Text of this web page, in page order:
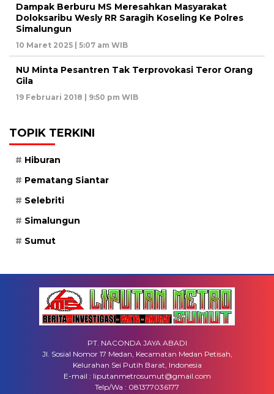
Dampak Berburu MS Meresahkan Masyarakat
Doloksaribu Wesly RR Saragih Koseling Ke Polres
Simalungun
10 Maret 2025 | 5:07 am WIB
NU Minta Pesantren Tak Terprovokasi Teror Orang
Gila
19 Februari 2018 | 9:50 pm WIB
TOPIK TERKINI
Hiburan
Pematang Siantar
Selebriti
Simalungun
Sumut
PT. NACONDA JAYA ABADI
Jl. Sosial Nomor 17 Medan, Kecamatan Medan Petisah,
Kelurahan Sei Putih Barat, Indonesia
E-mail : liputanmetrosumut@gmail.com
Telp/Wa : 081377036177